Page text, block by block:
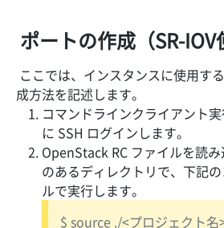
ポートの作成（SR-IOV
ここでは、インスタンスに使用す
成方法を記述します。
コマンドラインクライアント
に SSH ログインします。
OpenStack RC ファイルを読
のあるディレクトリで、下記
ルで実行します。
$ source ./<プロジェクト